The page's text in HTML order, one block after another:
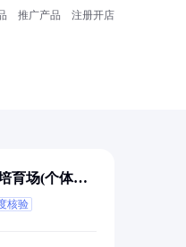
推广产品 注册开店
育场(个体工
核验